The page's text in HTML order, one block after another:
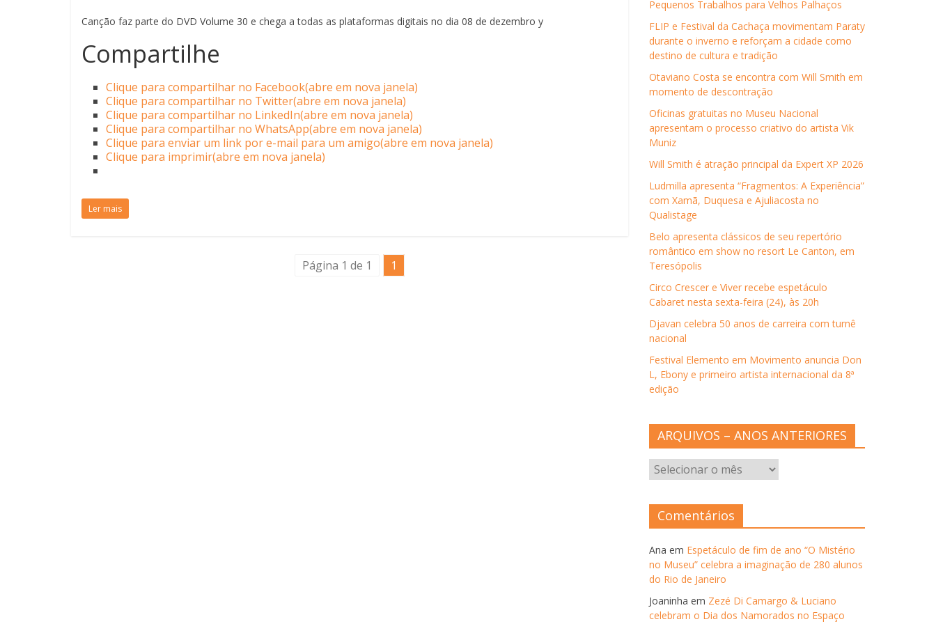
Canção faz parte do DVD Volume 30 e chega a todas as plataformas digitais no dia 08 de dezembro y
Compartilhe
Clique para compartilhar no Facebook(abre em nova janela)
Clique para compartilhar no Twitter(abre em nova janela)
Clique para compartilhar no LinkedIn(abre em nova janela)
Clique para compartilhar no WhatsApp(abre em nova janela)
Clique para enviar um link por e-mail para um amigo(abre em nova janela)
Clique para imprimir(abre em nova janela)
Ler mais
Página 1 de 1 1
Pequenos Trabalhos para Velhos Palhaços
FLIP e Festival da Cachaça movimentam Paraty
durante o inverno e reforçam a cidade como
destino de cultura e tradição
Otaviano Costa se encontra com Will Smith em
momento de descontração
Oficinas gratuitas no Museu Nacional
apresentam o processo criativo do artista Vik
Muniz
Will Smith é atração principal da Expert XP 2026
Ludmilla apresenta “Fragmentos: A Experiência”
com Xamã, Duquesa e Ajuliacosta no
Qualistage
Belo apresenta clássicos de seu repertório
romântico em show no resort Le Canton, em
Teresópolis
Circo Crescer e Viver recebe espetáculo
Cabaret nesta sexta-feira (24), às 20h
Djavan celebra 50 anos de carreira com turnê
nacional
Festival Elemento em Movimento anuncia Don
L, Ebony e primeiro artista internacional da 8ª
edição
ARQUIVOS – ANOS ANTERIORES
ARQUIVOS
–
ANTERIORES
Comentários
Ana em Espetáculo de fim de ano “O Mistério
no Museu” celebra a imaginação de 280 alunos
do Rio de Janeiro
Joaninha em Zezé Di Camargo & Luciano
celebram o Dia dos Namorados no Espaço